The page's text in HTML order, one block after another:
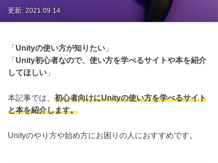
更新: 2021.09.14
「 Unityの使い方が知りたい 」
「 Unity初心者なので、使い方を学べるサイトや本を紹介
してほしい 」
本記事では、 初心者向けにUnityの使い方を学べるサイト
と本を紹介します。
Unityのやり方や始め方にお困りの人におすすめです。